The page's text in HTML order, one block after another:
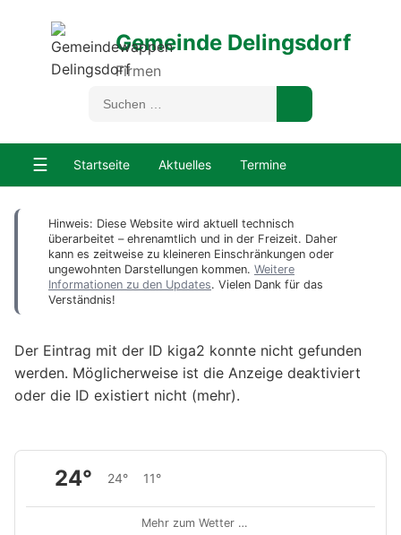
Gemeinde Delingsdorf
Firmen
☰ Startseite Aktuelles Termine
Hinweis: Diese Website wird aktuell technisch
überarbeitet – ehrenamtlich und in der Freizeit. Daher
kann es zeitweise zu kleineren Einschränkungen oder
ungewohnten Darstellungen kommen. Weitere
Informationen zu den Updates. Vielen Dank für das
Verständnis!
Der Eintrag mit der ID kiga2 konnte nicht gefunden
werden. Möglicherweise ist die Anzeige deaktiviert
oder die ID existiert nicht (mehr).
24° 24° 11°
Mehr zum Wetter …